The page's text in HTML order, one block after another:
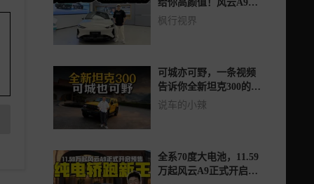
给你高颜值！风云A9是
奇瑞的破圈之作吗？
枫行视界
可城亦可野，一条视频
告诉你全新坦克300的
“可玩性”有多高？
说车的小辣
全系70度大电池，11.59
万起风云A9正式开启预